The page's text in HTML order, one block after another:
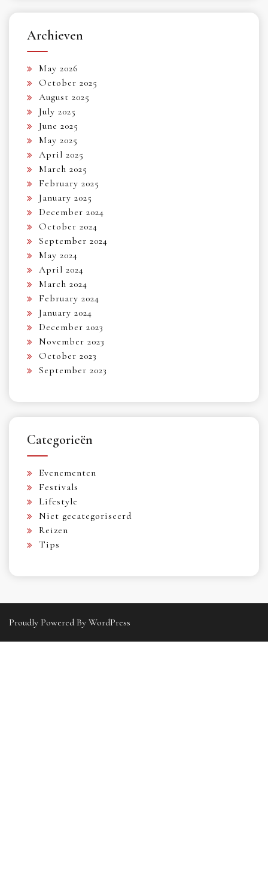
Archieven
May 2026
October 2025
August 2025
July 2025
June 2025
May 2025
April 2025
March 2025
February 2025
January 2025
December 2024
October 2024
September 2024
May 2024
April 2024
March 2024
February 2024
January 2024
December 2023
November 2023
October 2023
September 2023
Categorieën
Evenementen
Festivals
Lifestyle
Niet gecategoriseerd
Reizen
Tips
Proudly Powered By WordPress